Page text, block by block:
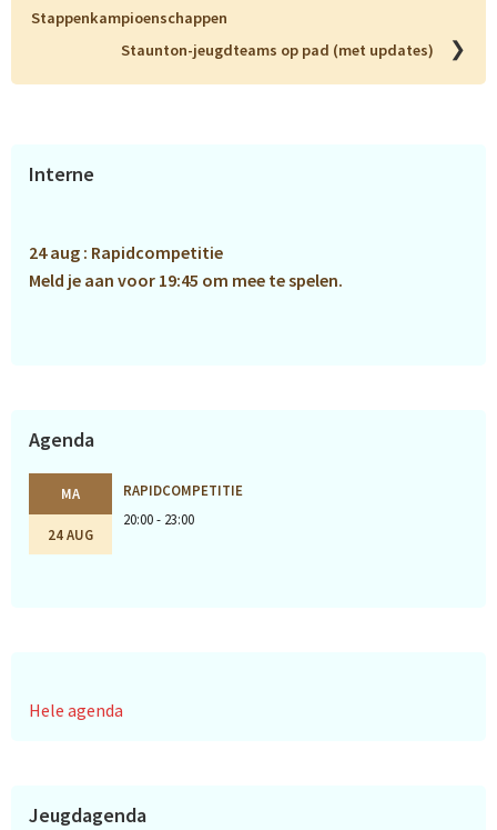
Stappenkampioenschappen
Staunton-jeugdteams op pad (met updates)
❯
Primaire
Interne
24 aug : Rapidcompetitie
Meld je aan voor 19:45 om mee te spelen.
Agenda
MA
24 AUG
RAPIDCOMPETITIE
20:00 - 23:00
Hele agenda
Jeugdagenda